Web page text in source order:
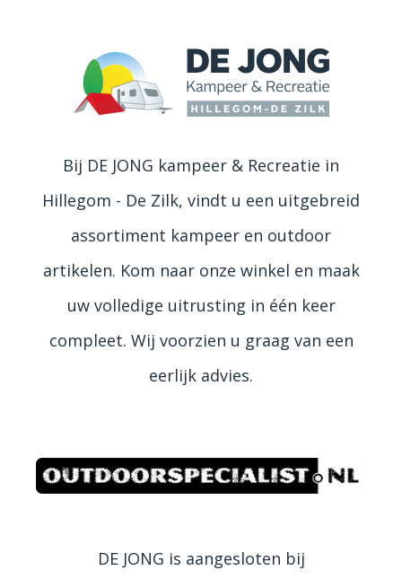
Bij DE JONG kampeer & Recreatie in
Hillegom - De Zilk, vindt u een uitgebreid
assortiment kampeer en outdoor
artikelen. Kom naar onze winkel en maak
uw volledige uitrusting in één keer
compleet. Wij voorzien u graag van een
eerlijk advies.
DE JONG is aangesloten bij